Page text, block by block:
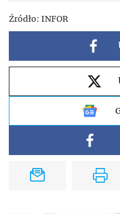
Źródło: INFOR